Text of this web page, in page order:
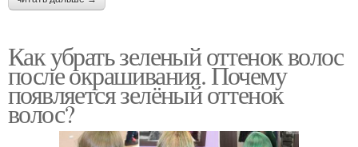
Как убрать зеленый оттенок волос
после окрашивания. Почему
появляется зелёный оттенок
волос?